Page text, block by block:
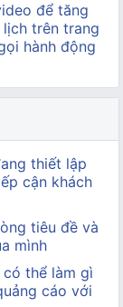
để tăng
trên trang
hành động
thiết lập
cận khách
tiêu đề và
mình
thể làm gì
cáo với